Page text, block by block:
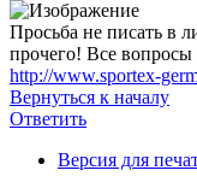
Просьба не писать в
прочего! Все
http://www.sportex-
Вернуться к началу
Ответить
Версия для